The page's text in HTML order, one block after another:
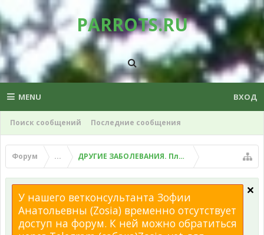
PARROTS.RU
MENU
Поиск сообщений Последние сообщения
ВХОД
Форум ... ДРУГИЕ ЗАБОЛЕВАНИЯ. Плохой помет, рвота и
У нашего ветконсультанта Зофии
Анатольевны (Zosia) временно отсутствует
доступ на форум. К ней можно обратиться